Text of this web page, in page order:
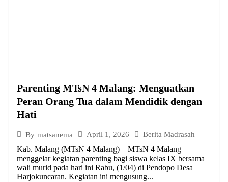
Parenting MTsN 4 Malang: Menguatkan
Peran Orang Tua dalam Mendidik dengan
Hati
By matsanema April 1, 2026 Berita Madrasah
Kab. Malang (MTsN 4 Malang) – MTsN 4 Malang
menggelar kegiatan parenting bagi siswa kelas IX bersama
wali murid pada hari ini Rabu, (1/04) di Pendopo Desa
Harjokuncaran. Kegiatan ini mengusung...